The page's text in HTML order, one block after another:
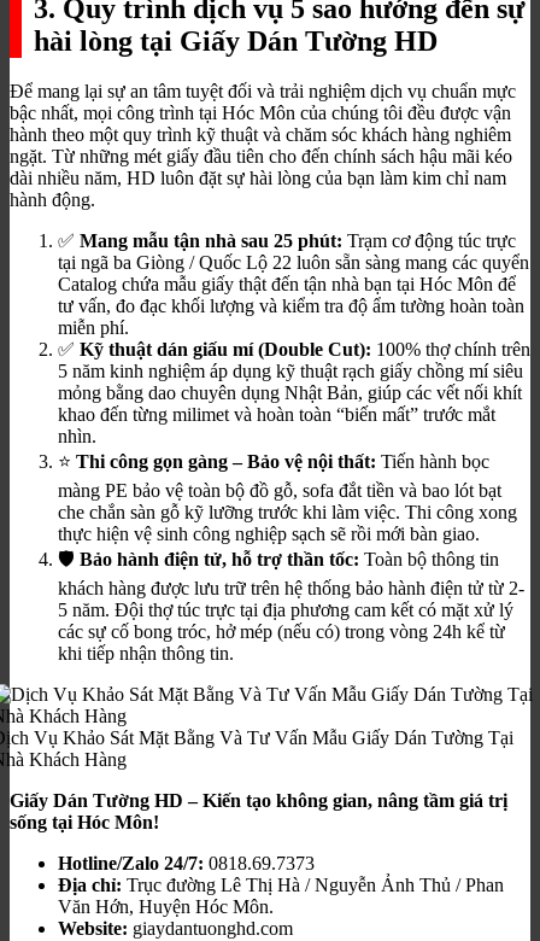
3. Quy trình dịch vụ 5 sao hướng đến sự
hài lòng tại Giấy Dán Tường HD
Để mang lại sự an tâm tuyệt đối và trải nghiệm dịch vụ chuẩn mực
bậc nhất, mọi công trình tại Hóc Môn của chúng tôi đều được vận
hành theo một quy trình kỹ thuật và chăm sóc khách hàng nghiêm
ngặt. Từ những mét giấy đầu tiên cho đến chính sách hậu mãi kéo
dài nhiều năm, HD luôn đặt sự hài lòng của bạn làm kim chỉ nam
hành động.
✅ Mang mẫu tận nhà sau 25 phút: Trạm cơ động túc trực
tại ngã ba Giòng / Quốc Lộ 22 luôn sẵn sàng mang các quyển
Catalog chứa mẫu giấy thật đến tận nhà bạn tại Hóc Môn để
tư vấn, đo đạc khối lượng và kiểm tra độ ẩm tường hoàn toàn
miễn phí.
✅ Kỹ thuật dán giấu mí (Double Cut): 100% thợ chính trên
5 năm kinh nghiệm áp dụng kỹ thuật rạch giấy chồng mí siêu
mỏng bằng dao chuyên dụng Nhật Bản, giúp các vết nối khít
khao đến từng milimet và hoàn toàn “biến mất” trước mắt
nhìn.
⭐ Thi công gọn gàng – Bảo vệ nội thất: Tiến hành bọc
màng PE bảo vệ toàn bộ đồ gỗ, sofa đắt tiền và bao lót bạt
che chắn sàn gỗ kỹ lưỡng trước khi làm việc. Thi công xong
thực hiện vệ sinh công nghiệp sạch sẽ rồi mới bàn giao.
🛡️ Bảo hành điện tử, hỗ trợ thần tốc: Toàn bộ thông tin
khách hàng được lưu trữ trên hệ thống bảo hành điện tử từ 2-
5 năm. Đội thợ túc trực tại địa phương cam kết có mặt xử lý
các sự cố bong tróc, hở mép (nếu có) trong vòng 24h kể từ
khi tiếp nhận thông tin.
Vụ Khảo Sát Mặt Bằng Và Tư Vấn Mẫu Giấy Dán Tường Tại
Khách Hàng
Giấy Dán Tường HD – Kiến tạo không gian, nâng tầm giá trị
sống tại Hóc Môn!
Hotline/Zalo 24/7: 0818.69.7373
Địa chỉ: Trục đường Lê Thị Hà / Nguyễn Ảnh Thủ / Phan
Văn Hớn, Huyện Hóc Môn.
Website: giaydantuonghd.com